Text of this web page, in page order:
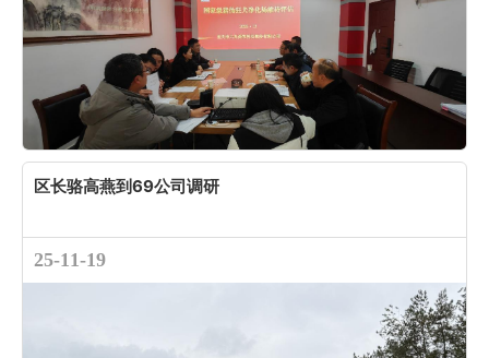
区长骆高燕到69公司调研
25-11-19